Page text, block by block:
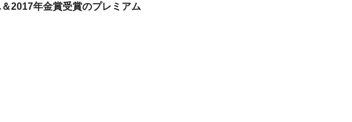
2017年金賞受賞のプレミアム